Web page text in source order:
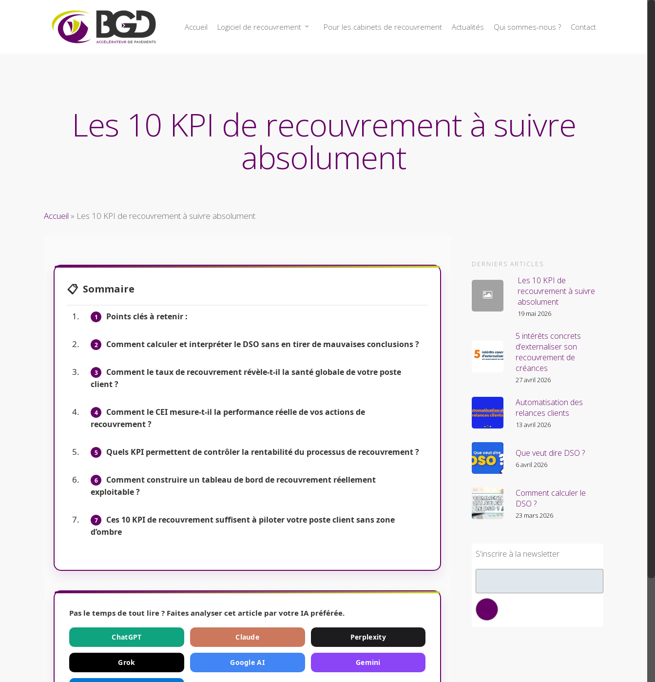
Accueil Logiciel de recouvrement Pour les cabinets de recouvrement Actualités Qui sommes-nous ? Contact
Les 10 KPI de recouvrement à suivre
absolument
Accueil » Les 10 KPI de recouvrement à suivre absolument
Sommaire
Points clés à retenir :
Comment calculer et interpréter le DSO sans en tirer de mauvaises conclusions ?
Comment le taux de recouvrement révèle-t-il la santé globale de votre poste
client ?
Comment le CEI mesure-t-il la performance réelle de vos actions de
recouvrement ?
Quels KPI permettent de contrôler la rentabilité du processus de recouvrement ?
Comment construire un tableau de bord de recouvrement réellement
exploitable ?
Ces 10 KPI de recouvrement suffisent à piloter votre poste client sans zone
d’ombre
Pas le temps de tout lire ? Faites analyser cet article par votre IA préférée.
ChatGPT Claude Perplexity
Grok Google AI Gemini
DERNIERS ARTICLES
Les 10 KPI de
recouvrement à suivre
absolument
19 mai 2026
5 intérêts concrets
d’externaliser son
recouvrement de
créances
27 avril 2026
Automatisation des
relances clients
13 avril 2026
Que veut dire DSO ?
6 avril 2026
Comment calculer le
DSO ?
23 mars 2026
S'inscrire à la newsletter